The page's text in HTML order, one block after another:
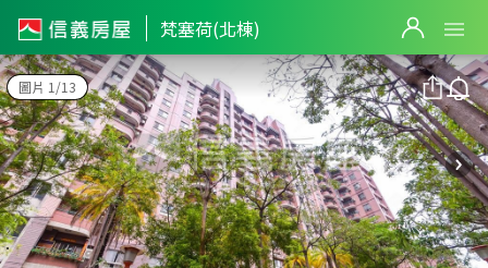
梵塞荷(北棟)
圖片 1/13